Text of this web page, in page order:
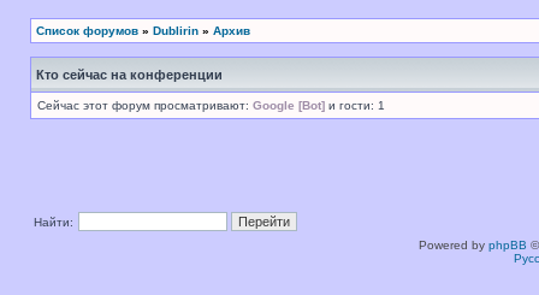
Список форумов » Dublirin » Архив
Кто сейчас на конференции
Сейчас этот форум просматривают: Google [Bot] и гости: 1
Найти:
Powered by phpBB